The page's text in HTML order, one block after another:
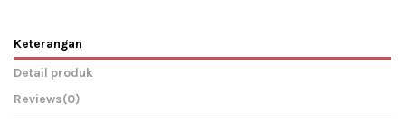
Keterangan
Detail produk
Reviews(0)